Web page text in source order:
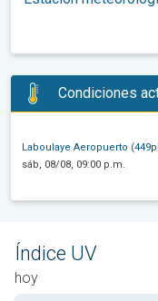
Condiciones
Laboulaye Aeropuerto
sáb, 08/08, 09:00 p.m.
Índice UV
hoy